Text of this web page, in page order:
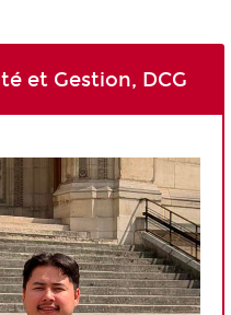
et Gestion, DCG